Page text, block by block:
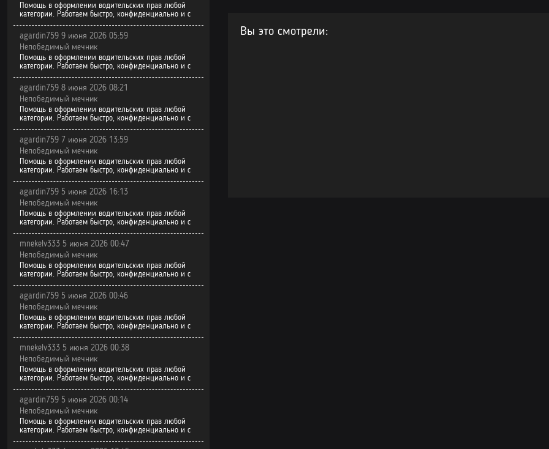
Вы это смотрели:
Помощь в оформлении водительских прав любой
категории. Работаем быстро, конфиденциально и с
agardin759 9 июня 2026 05:59
Непобедимый мечник
Помощь в оформлении водительских прав любой
категории. Работаем быстро, конфиденциально и с
agardin759 8 июня 2026 08:21
Непобедимый мечник
Помощь в оформлении водительских прав любой
категории. Работаем быстро, конфиденциально и с
agardin759 7 июня 2026 13:59
Непобедимый мечник
Помощь в оформлении водительских прав любой
категории. Работаем быстро, конфиденциально и с
agardin759 5 июня 2026 16:13
Непобедимый мечник
Помощь в оформлении водительских прав любой
категории. Работаем быстро, конфиденциально и с
mnekelv333 5 июня 2026 00:47
Непобедимый мечник
Помощь в оформлении водительских прав любой
категории. Работаем быстро, конфиденциально и с
agardin759 5 июня 2026 00:46
Непобедимый мечник
Помощь в оформлении водительских прав любой
категории. Работаем быстро, конфиденциально и с
mnekelv333 5 июня 2026 00:38
Непобедимый мечник
Помощь в оформлении водительских прав любой
категории. Работаем быстро, конфиденциально и с
agardin759 5 июня 2026 00:14
Непобедимый мечник
Помощь в оформлении водительских прав любой
категории. Работаем быстро, конфиденциально и с